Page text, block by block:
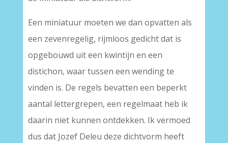
Een miniatuur moeten we dan opvatten als
een zevenregelig, rijmloos gedicht dat is
opgebouwd uit een kwintijn en een
distichon, waar tussen een wending te
vinden is. De regels bevatten een beperkt
aantal lettergrepen, een regelmaat heb ik
daarin niet kunnen ontdekken. Ik vermoed
dus dat Jozef Deleu deze dichtvorm heeft